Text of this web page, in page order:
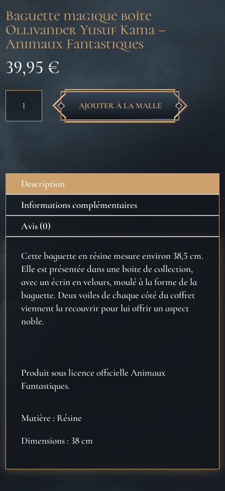
Baguette magique boîte
Ollivander Yusuf Kama –
Animaux Fantastiques
39,95 €
Baguette
Yusuf
Kama
Animaux
Fantastiques
AJOUTER À LA MALLE
Description
Informations complémentaires
Avis (0)
Cette baguette en résine mesure environ 38,5 cm.
Elle est présentée dans une boite de collection,
avec un écrin en velours, moulé à la forme de la
baguette. Deux voiles de chaque côté du coffret
viennent la recouvrir pour lui offrir un aspect
noble.
Produit sous licence officielle Animaux
Fantastiques.
Matière : Résine
Dimensions : 38 cm